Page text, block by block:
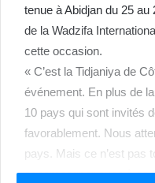
tenue à Abidjan du 25
de la Wadzifa
cette occasion.
« C’est la Tidjaniya de
événement. En plus de
10 pays qui sont invités
favorablement. Nous
pays. Mais ce n’est pas
accompagner avec à sa